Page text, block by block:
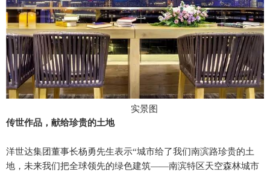
实景图
传世作品，献给珍贵的土地
洋世达集团董事长杨勇先生表示“城市给了我们南滨路珍贵的土
地，未来我们把全球领先的绿色建筑——南滨特区天空森林城市